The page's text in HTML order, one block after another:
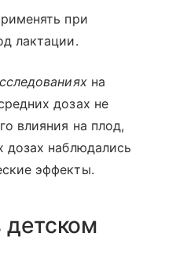
при
лактации.
на
дозах не
влияния на плод,
дозах наблюдались
эффекты.